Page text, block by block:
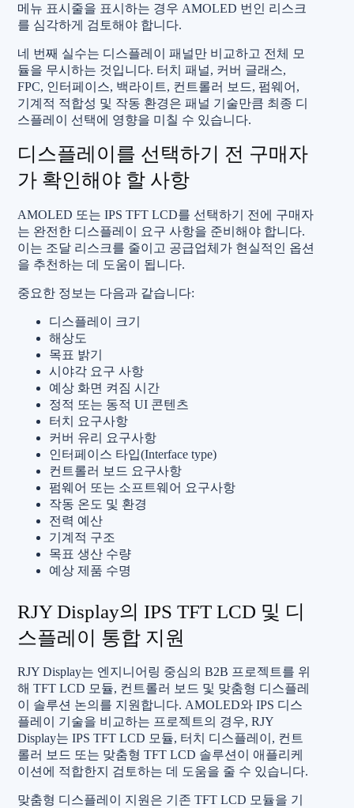
메뉴 표시줄을 표시하는 경우 AMOLED 번인 리스크
를 심각하게 검토해야 합니다.
네 번째 실수는 디스플레이 패널만 비교하고 전체 모
듈을 무시하는 것입니다. 터치 패널, 커버 글래스,
FPC, 인터페이스, 백라이트, 컨트롤러 보드, 펌웨어,
기계적 적합성 및 작동 환경은 패널 기술만큼 최종 디
스플레이 선택에 영향을 미칠 수 있습니다.
디스플레이를 선택하기 전 구매자
가 확인해야 할 사항
AMOLED 또는 IPS TFT LCD를 선택하기 전에 구매자
는 완전한 디스플레이 요구 사항을 준비해야 합니다.
이는 조달 리스크를 줄이고 공급업체가 현실적인 옵션
을 추천하는 데 도움이 됩니다.
중요한 정보는 다음과 같습니다:
디스플레이 크기
해상도
목표 밝기
시야각 요구 사항
예상 화면 켜짐 시간
정적 또는 동적 UI 콘텐츠
터치 요구사항
커버 유리 요구사항
인터페이스 타입(Interface type)
컨트롤러 보드 요구사항
펌웨어 또는 소프트웨어 요구사항
작동 온도 및 환경
전력 예산
기계적 구조
목표 생산 수량
예상 제품 수명
RJY Display의 IPS TFT LCD 및 디
스플레이 통합 지원
RJY Display는 엔지니어링 중심의 B2B 프로젝트를 위
해 TFT LCD 모듈, 컨트롤러 보드 및 맞춤형 디스플레
이 솔루션 논의를 지원합니다. AMOLED와 IPS 디스
플레이 기술을 비교하는 프로젝트의 경우, RJY
Display는 IPS TFT LCD 모듈, 터치 디스플레이, 컨트
롤러 보드 또는 맞춤형 TFT LCD 솔루션이 애플리케
이션에 적합한지 검토하는 데 도움을 줄 수 있습니다.
맞춤형 디스플레이 지원은 기존 TFT LCD 모듈을 기